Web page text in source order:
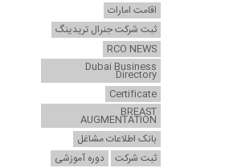
اقامت امارات
ثبت شرکت جنرال تریدینگ
RCO NEWS
Dubai Business
Directory
Certificate
BREAST
AUGMENTATION
بانک اطلاعات مشاغل
ثبت شرکت
دوره آموزشی